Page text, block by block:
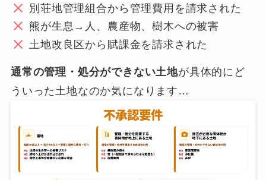
別荘地管理組合から管理費用を請求された
熊が生息→人、農産物、樹木への被害
土地改良区から賦課金を請求された
通常の管理・処分ができない土地が具体的にど
ういった土地なのか気になります…